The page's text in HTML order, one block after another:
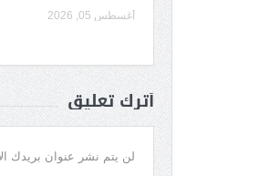
أغسطس 05, 2026
أترك تعليق
لن يتم نشر عنوان بريدك